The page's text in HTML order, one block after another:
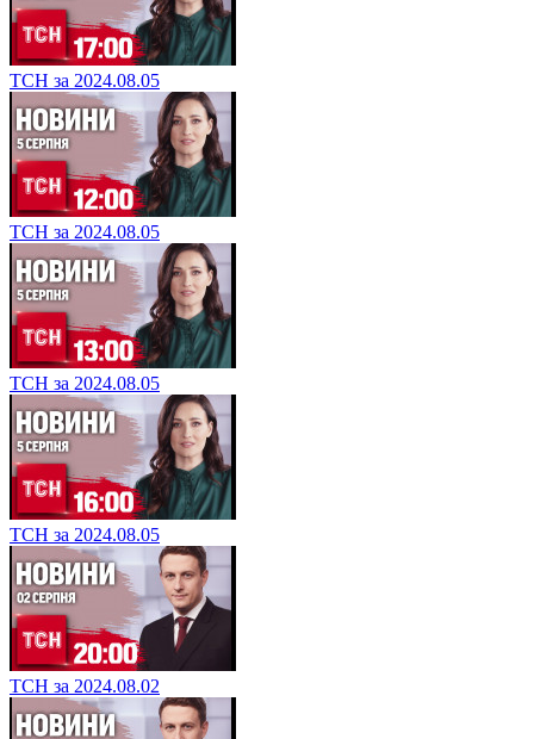
ТСН за 2024.08.05
ТСН за 2024.08.05
ТСН за 2024.08.05
ТСН за 2024.08.05
ТСН за 2024.08.02